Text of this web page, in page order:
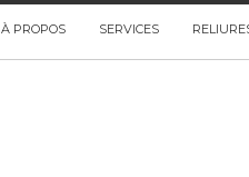
À PROPOS SERVICES